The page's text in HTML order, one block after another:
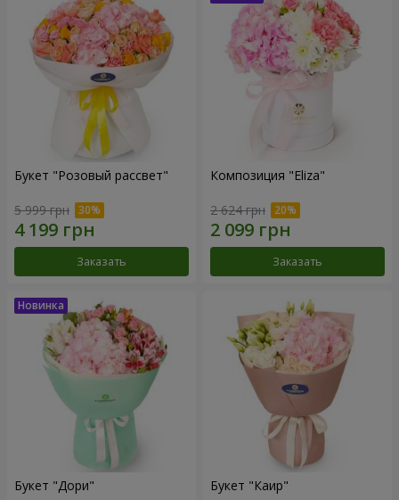
Букет "Розовый рассвет"
5 999 грн
Заказать
Композиция "Eliza"
2 624 грн
Заказать
Букет "Дори" Букет "Каир"